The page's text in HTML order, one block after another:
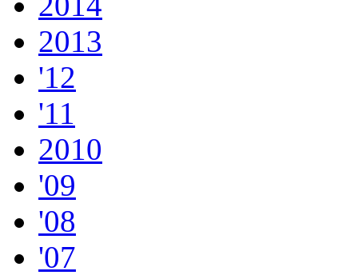
2013
'12
'11
2010
'09
'08
'07